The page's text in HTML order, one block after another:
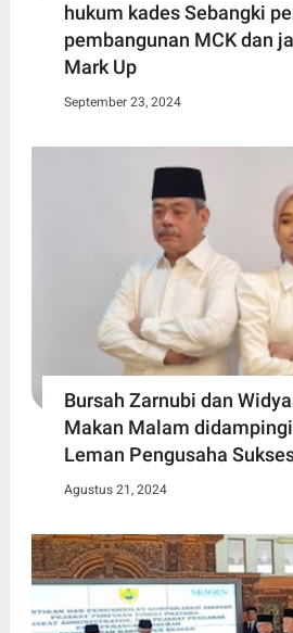
hukum kades Sebangki
pembangunan MCK dan
Mark Up
September 23, 2024
Bursah Zarnubi dan
Makan Malam
Leman Pengusaha
Agustus 21, 2024